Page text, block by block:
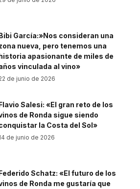
García:»Nos consideran una
nueva, pero tenemos una
apasionante de miles de
vinculada al vino»
de junio de 2026
Salesi: «El gran reto de los
de Ronda sigue siendo
la Costa del Sol»
de junio de 2026
Schatz: «El futuro de los
de Ronda me gustaría que